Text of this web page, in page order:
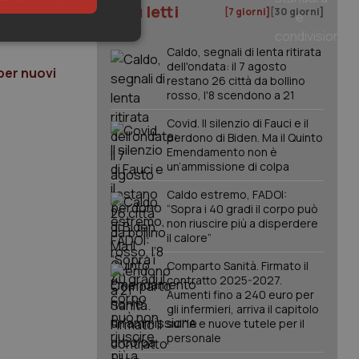
nuovi
I più letti [7 giorni] [30 giorni]
Caldo, segnali di lenta ritirata
dell'ondata: il 7 agosto
restano 26 città da bollino
rosso, l'8 scendono a 21
Covid. Il silenzio di Fauci e il
perdono di Biden. Ma il Quinto
Emendamento non è
un’ammissione di colpa
Caldo estremo, FADOI:
“Sopra i 40 gradi il corpo può
non riuscire più a disperdere
il calore”
Comparto Sanità. Firmato il
contratto 2025-2027.
Aumenti fino a 240 euro per
gli infermieri, arriva il capitolo
sull'IA e nuove tutele per il
personale